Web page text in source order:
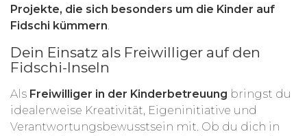
Projekte, die sich besonders um die Kinder auf
Fidschi kümmern.
Dein Einsatz als Freiwilliger auf den
Fidschi-Inseln
Als Freiwilliger in der Kinderbetreuung bringst du
idealerweise Kreativität, Eigeninitiative und
Verantwortungsbewusstsein mit. Ob du dich in